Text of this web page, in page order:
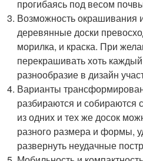
прогибаясь под весом
Возможность окрашивания
деревянные доски
морилка, и краска. При
перекрашивать хоть
разнообразие в дизайн
Варианты
разбираются и
из одних и тех же досок
разного размера и формы,
развернуть неудачные